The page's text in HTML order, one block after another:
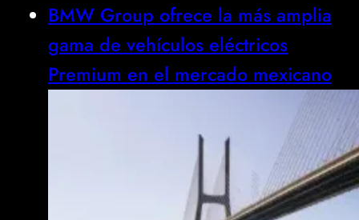
BMW Group ofrece la más amplia
gama de vehículos eléctricos
Premium en el mercado mexicano